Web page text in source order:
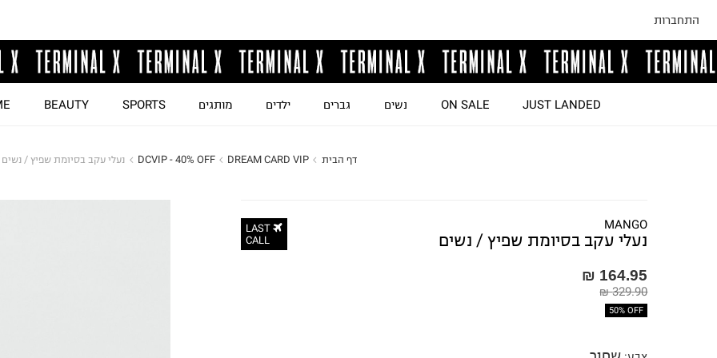
התחברות
JUST LANDED
ON SALE נשים גברים ילדים מותגים SPORTS
BEAUTY
דף הבית DREAM CARD VIP
DCVIP - 40% OFF נעלי עקב בסיומת שפיץ / נשים
MANGO
נעלי עקב בסיומת שפיץ / נשים
LAST
CALL
164.95 ₪
329.90 ₪
50% OFF